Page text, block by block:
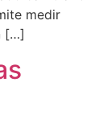
medir
[…]